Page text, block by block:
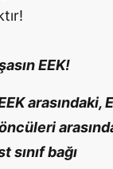
EEK!
arasındaki,
sınıf bağı